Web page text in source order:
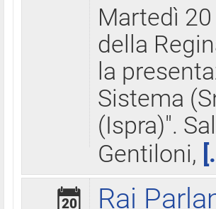
Martedì
della
la
Sistema
(Ispra)".
Gentiloni,
20
Rai